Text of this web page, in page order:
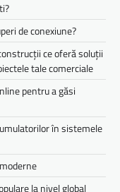
de conexiune?
ce oferă soluții
tale comerciale
pentru a găsi
în sistemele
la nivel global